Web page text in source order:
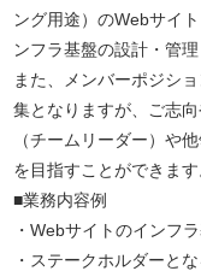
ング用途）のWebサイ
ンフラ基盤の設計・管
また、メンバーポジシ
集となりますが、ご志
（チームリーダー）や
を目指すことができます
■業務内容例
・Webサイトのインフ
・ステークホルダーと